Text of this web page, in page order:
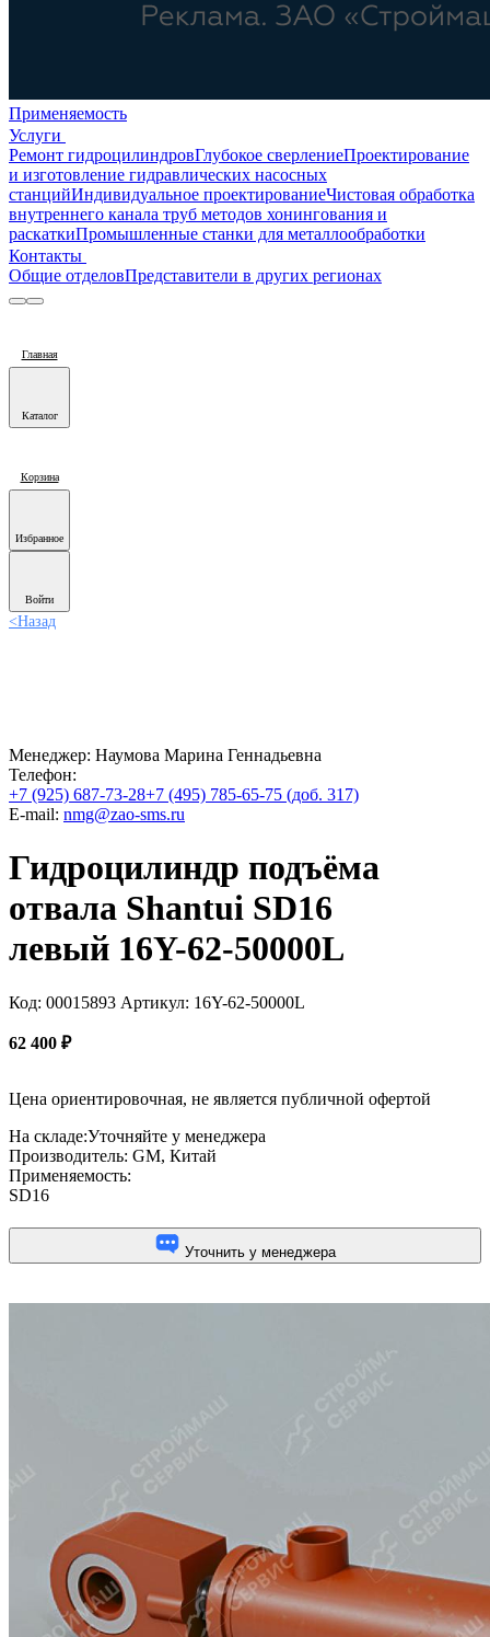
Применяемость
Услуги
Ремонт гидроцилиндровГлубокое сверлениеПроектирование
и изготовление гидравлических насосных
станцийИндивидуальное проектированиеЧистовая обработка
внутреннего канала труб методов хонингования и
раскаткиПромышленные станки для металлообработки
Контакты
Общие отделовПредставители в других регионах
Главная
Каталог
Корзина
Избранное
Войти
<Назад
Менеджер: Наумова Марина Геннадьевна
Телефон:
+7 (925) 687-73-28+7 (495) 785-65-75 (доб. 317)
E-mail: nmg@zao-sms.ru
Гидроцилиндр подъёма
отвала Shantui SD16
левый 16Y-62-50000L
Код: 00015893 Артикул: 16Y-62-50000L
62 400 ₽
Цена ориентировочная, не является публичной офертой
На складе:Уточняйте у менеджера
Производитель: GM, Китай
Применяемость:
SD16
Уточнить у менеджера